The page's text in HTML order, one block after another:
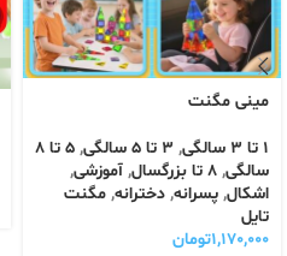
مینی مگنت
1 تا 3 سالگی , 3 تا 5 سالگی ,
5 تا 8
سالگی, 8 تا بزرگسال , آموزشی,
اشکال, پسرانه, دخترانه, مگنت
تایل
۱,۱۷۰,۰۰۰تومان